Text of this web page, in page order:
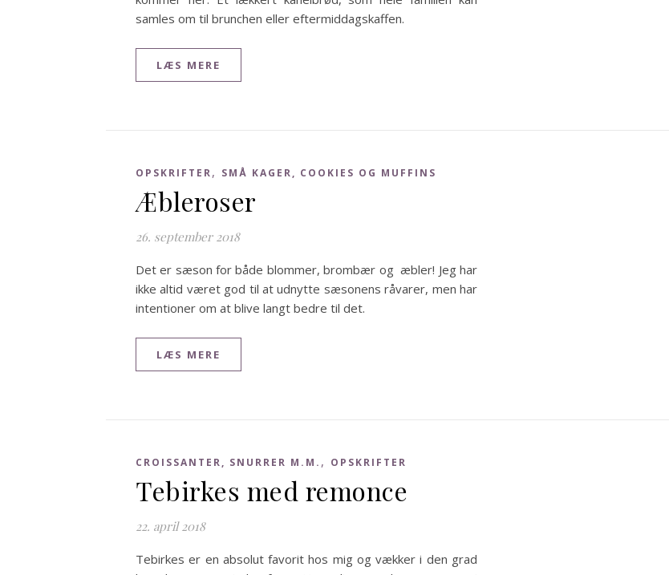
samles om til brunchen eller eftermiddagskaffen.
LÆS MERE
OPSKRIFTER, SMÅ KAGER, COOKIES OG MUFFINS
Æbleroser
26. september 2018
Det er sæson for både blommer, brombær og æbler! Jeg har
ikke altid været god til at udnytte sæsonens råvarer, men har
intentioner om at blive langt bedre til det.
LÆS MERE
CROISSANTER, SNURRER M.M. , OPSKRIFTER
Tebirkes med remonce
22. april 2018
Tebirkes er en absolut favorit hos mig og vækker i den grad